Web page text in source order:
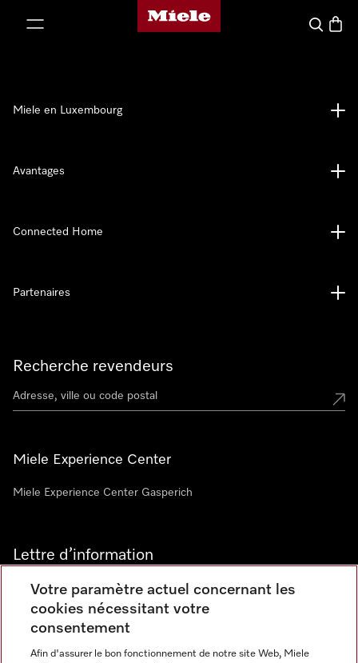
Page d'accueil de Miele
Panier
Recherche revendeurs
Miele Experience Center
Miele Experience Center Gasperich
Lettre d’information
Miele en Luxembourg
Avantages
Connected Home
Partenaires
Votre paramètre actuel concernant les
cookies nécessitant votre
consentement
Afin d'assurer le bon fonctionnement de notre site Web, Miele